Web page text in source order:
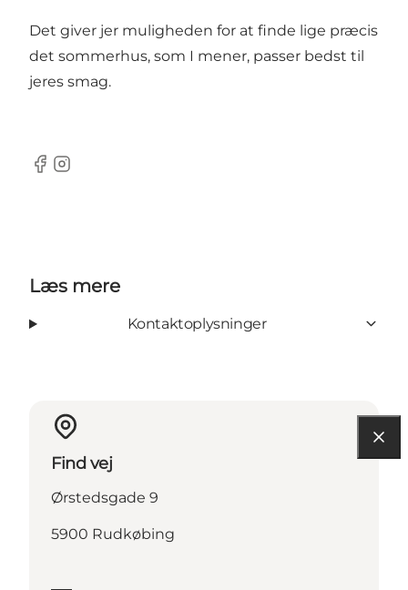
Det giver jer muligheden for at finde lige præcis
det sommerhus, som I mener, passer bedst til
jeres smag.
Facebook
Instagram
Læs mere
Kontaktoplysninger
Find vej
Ørstedsgade 9
5900 Rudkøbing